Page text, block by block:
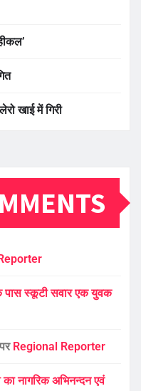
खाई में गिरी
पास स्कूटी सवार एक युवक
Regional Reporter
नागरिक अभिनन्दन एवं